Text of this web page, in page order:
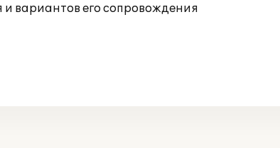
вариантов его сопровождения